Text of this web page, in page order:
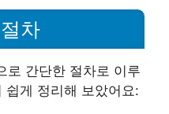
차
로 간단한 절차로 이루
쉽게 정리해 보았어요: